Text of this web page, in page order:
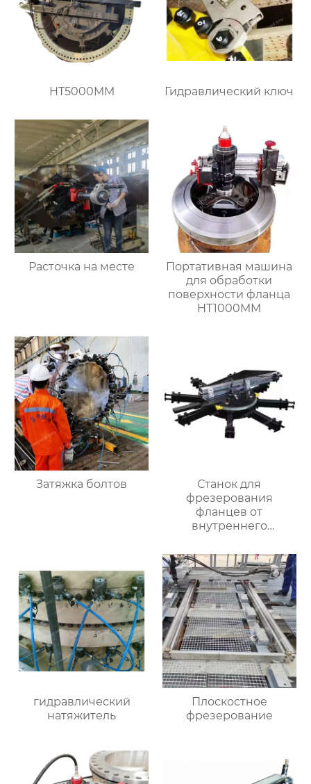
HT5000MM Гидравлический ключ
Расточка на месте
Портативная машина
для обработки
поверхности фланца
HT1000MM
Затяжка болтов
Станок для
фрезерования
фланцев от
внутреннего
гидравлический
натяжитель
Плоскостное
фрезерование